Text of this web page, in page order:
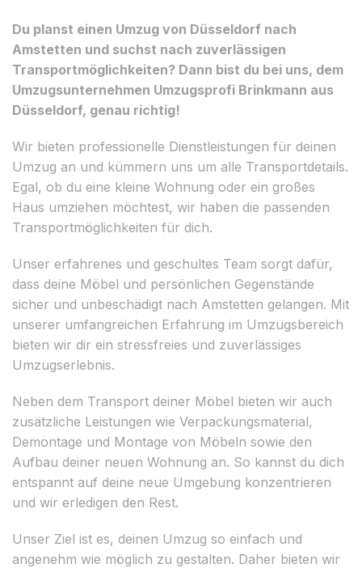
Du planst einen Umzug von Düsseldorf nach
Amstetten und suchst nach zuverlässigen
Transportmöglichkeiten? Dann bist du bei uns, dem
Umzugsunternehmen Umzugsprofi Brinkmann aus
Düsseldorf, genau richtig!
Wir bieten professionelle Dienstleistungen für deinen
Umzug an und kümmern uns um alle Transportdetails.
Egal, ob du eine kleine Wohnung oder ein großes
Haus umziehen möchtest, wir haben die passenden
Transportmöglichkeiten für dich.
Unser erfahrenes und geschultes Team sorgt dafür,
dass deine Möbel und persönlichen Gegenstände
sicher und unbeschädigt nach Amstetten gelangen. Mit
unserer umfangreichen Erfahrung im Umzugsbereich
bieten wir dir ein stressfreies und zuverlässiges
Umzugserlebnis.
Neben dem Transport deiner Möbel bieten wir auch
zusätzliche Leistungen wie Verpackungsmaterial,
Demontage und Montage von Möbeln sowie den
Aufbau deiner neuen Wohnung an. So kannst du dich
entspannt auf deine neue Umgebung konzentrieren
und wir erledigen den Rest.
Unser Ziel ist es, deinen Umzug so einfach und
angenehm wie möglich zu gestalten. Daher bieten wir